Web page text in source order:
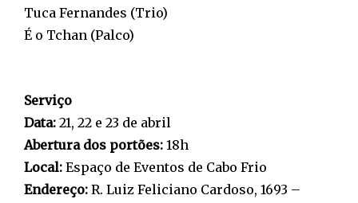
Tuca Fernandes (Trio)
É o Tchan (Palco)
Serviço
Data: 21, 22 e 23 de abril
Abertura dos portões: 18h
Local: Espaço de Eventos de Cabo Frio
Endereço: R. Luiz Feliciano Cardoso, 1693 –